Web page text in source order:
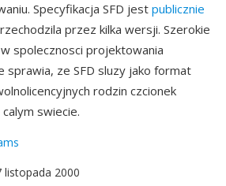
Specyfikacja SFD jest publicznie
przez kilka wersji. Szerokie
spolecznosci projektowania
sprawia, ze SFD sluzy jako format
rodzin czcionek
swiecie.
listopada 2000